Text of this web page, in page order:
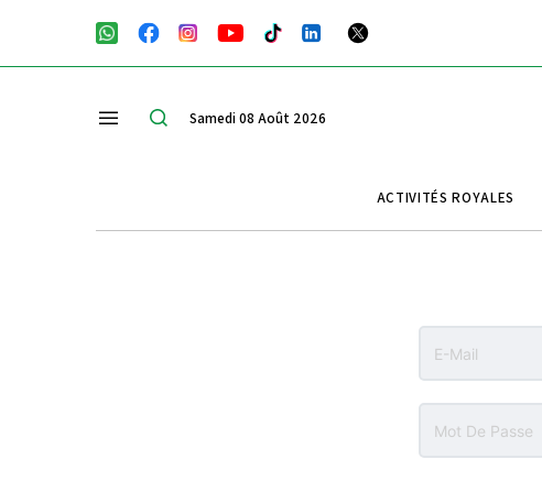
Samedi 08 Août 2026
ACTIVITÉS ROYALES